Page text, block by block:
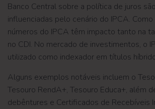
Banco Central sobre a política de juros
influenciadas pelo cenário do IPCA.
números do IPCA têm impacto tanto na
no CDI. No mercado de investimentos, o
utilizado como indexador em títulos
Alguns exemplos notáveis incluem o
Tesouro RendA+, Tesouro Educa+, além
debêntures e Certificados de Recebíveis